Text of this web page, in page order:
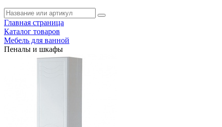
Главная страница
Каталог товаров
Мебель для ванной
Пеналы и шкафы